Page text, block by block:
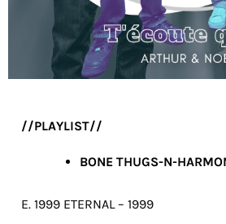
//PLAYLIST//
BONE THUGS-N-
E. 1999 ETERNAL – 1999